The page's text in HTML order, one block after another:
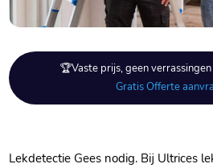
🏆Vaste prijs, geen verrassingen
Gratis Offerte
Lekdetectie Gees nodig.​ Bij Ultrices